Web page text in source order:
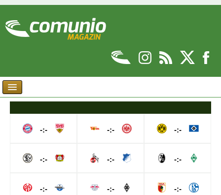
-:-
-:-
-:-
-:-
-:-
-:-
-:-
-:-
-:-